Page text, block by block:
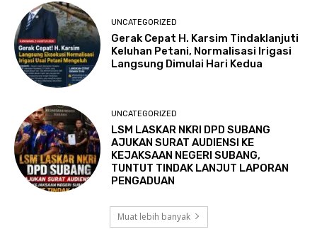
UNCATEGORIZED
Gerak Cepat H. Karsim Tindaklanjuti
Keluhan Petani, Normalisasi Irigasi
Langsung Dimulai Hari Kedua
UNCATEGORIZED
LSM LASKAR NKRI DPD SUBANG
AJUKAN SURAT AUDIENSI KE
KEJAKSAAN NEGERI SUBANG,
TUNTUT TINDAK LANJUT LAPORAN
PENGADUAN
Muat lebih banyak